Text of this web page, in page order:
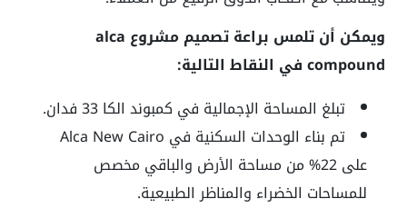
ويمكن أن تلمس براعة تصميم مشروع alca
compound في النقاط التالية:
تبلغ المساحة الإجمالية في كمبوند الكا 33 فدان.
تم بناء الوحدات السكنية في Alca New Cairo
على 22% من مساحة الأرض والباقي مخصص
للمساحات الخضراء والمناظر الطبيعية.